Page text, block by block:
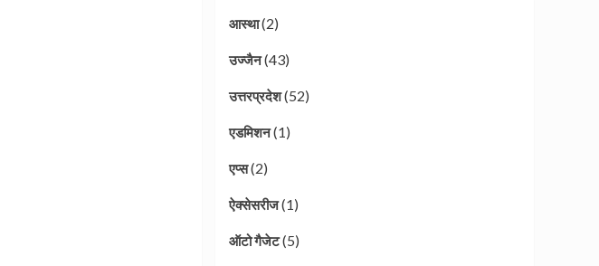
आस्था(2)
उज्जैन(43)
उत्तरप्रदेश(52)
एडमिशन(1)
एप्स(2)
ऐक्सेसरीज(1)
ऑटो गैजेट(5)